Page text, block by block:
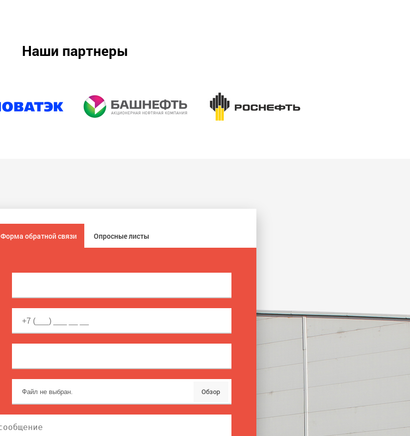
Наши партнеры
Форма обратной связи Опросные листы
Обзор